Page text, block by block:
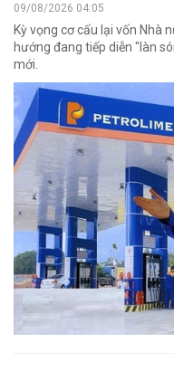
09/08/2026 04:05
Kỳ vọng cơ cấu lại vốn Nhà
hướng đang tiếp diễn "làn
mới.